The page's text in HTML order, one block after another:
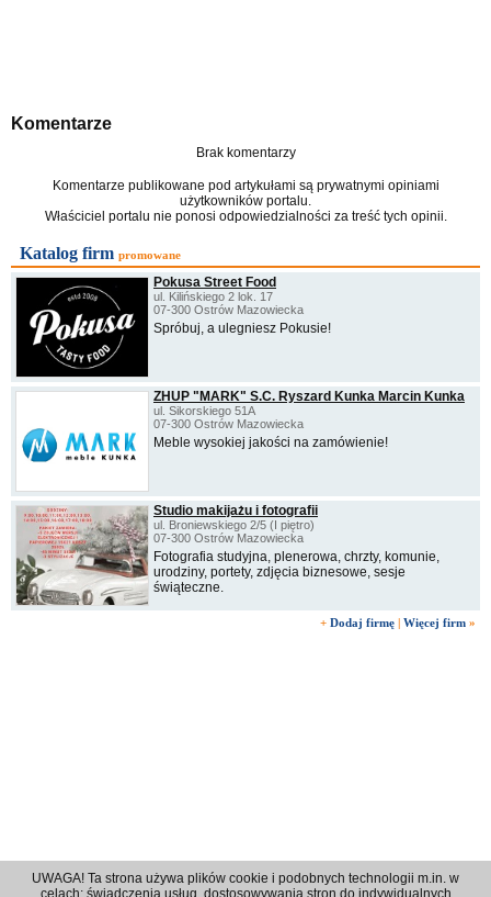
Komentarze
Brak komentarzy
Komentarze publikowane pod artykułami są prywatnymi opiniami
użytkowników portalu.
Właściciel portalu nie ponosi odpowiedzialności za treść tych opinii.
Katalog firm promowane
Pokusa Street Food
ul. Kilińskiego 2 lok. 17
07-300 Ostrów Mazowiecka
Spróbuj, a ulegniesz Pokusie!
ZHUP "MARK" S.C. Ryszard Kunka Marcin Kunka
ul. Sikorskiego 51A
07-300 Ostrów Mazowiecka
Meble wysokiej jakości na zamówienie!
Studio makijażu i fotografii
ul. Broniewskiego 2/5 (I piętro)
07-300 Ostrów Mazowiecka
Fotografia studyjna, plenerowa, chrzty, komunie,
urodziny, portety, zdjęcia biznesowe, sesje
świąteczne.
+ Dodaj firmę | Więcej firm »
UWAGA! Ta strona używa plików cookie i podobnych technologii m.in. w
celach: świadczenia usług, dostosowywania stron do indywidualnych